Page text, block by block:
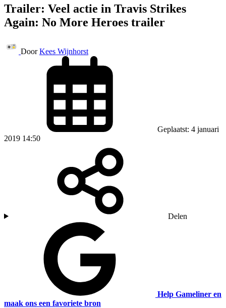
Trailer: Veel actie in Travis Strikes
Again: No More Heroes trailer
Door Kees Wijnhorst
Geplaatst: 4 januari
2019 14:50
Delen
Help Gameliner en
maak ons een favoriete bron